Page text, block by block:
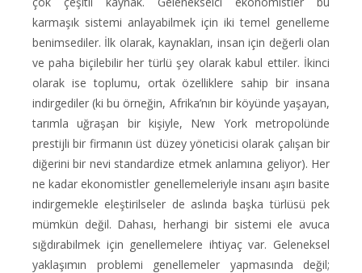
karmaşık sistemi anlayabilmek için iki temel genelleme
benimsediler. İlk olarak, kaynakları, insan için değerli olan
ve paha biçilebilir her türlü şey olarak kabul ettiler. İkinci
olarak ise toplumu, ortak özelliklere sahip bir insana
indirgediler (ki bu örneğin, Afrika’nın bir köyünde yaşayan,
tarımla uğraşan bir kişiyle, New York metropolünde
prestijli bir firmanın üst düzey yöneticisi olarak çalışan bir
diğerini bir nevi standardize etmek anlamına geliyor). Her
ne kadar ekonomistler genellemeleriyle insanı aşırı basite
indirgemekle eleştirilseler de aslında başka türlüsü pek
mümkün değil. Dahası, herhangi bir sistemi ele avuca
sığdırabilmek için genellemelere ihtiyaç var. Geleneksel
yaklaşımın problemi genellemeler yapmasında değil;